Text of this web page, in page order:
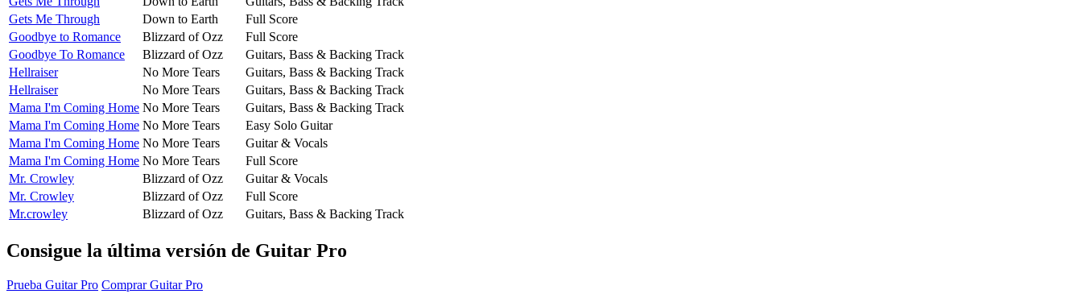
Gets Me Through
Down to Earth
Full Score
Goodbye to Romance
Blizzard of Ozz
Full Score
Goodbye To Romance
Blizzard of Ozz
Guitars, Bass & Backing Track
Hellraiser
No More Tears
Guitars, Bass & Backing Track
Hellraiser
No More Tears
Guitars, Bass & Backing Track
Mama I'm Coming Home No More Tears
Guitars, Bass & Backing Track
Mama I'm Coming Home No More Tears
Easy Solo Guitar
Mama I'm Coming Home No More Tears
Guitar & Vocals
Mama I'm Coming Home No More Tears
Full Score
Mr. Crowley
Blizzard of Ozz
Guitar & Vocals
Mr. Crowley
Blizzard of Ozz
Full Score
Mr.crowley
Blizzard of Ozz Guitars, Bass & Backing Track
Consigue la última versión de Guitar Pro
Prueba Guitar Pro Comprar Guitar Pro